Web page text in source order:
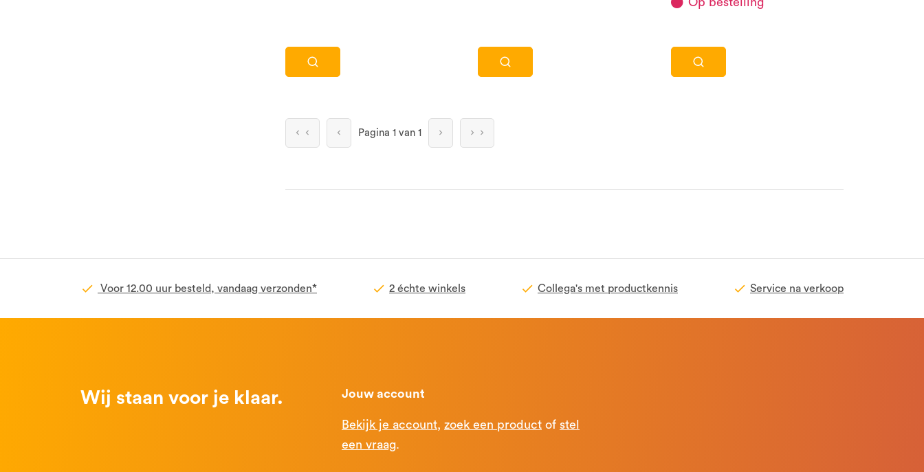
Pagina 1 van 1
Voor 12.00 uur besteld, vandaag verzonden* 2 échte winkels Collega's met productkennis Service na verkoop
Wij staan voor je klaar. Jouw account
Bekijk je account, zoek een product of stel
een vraag.